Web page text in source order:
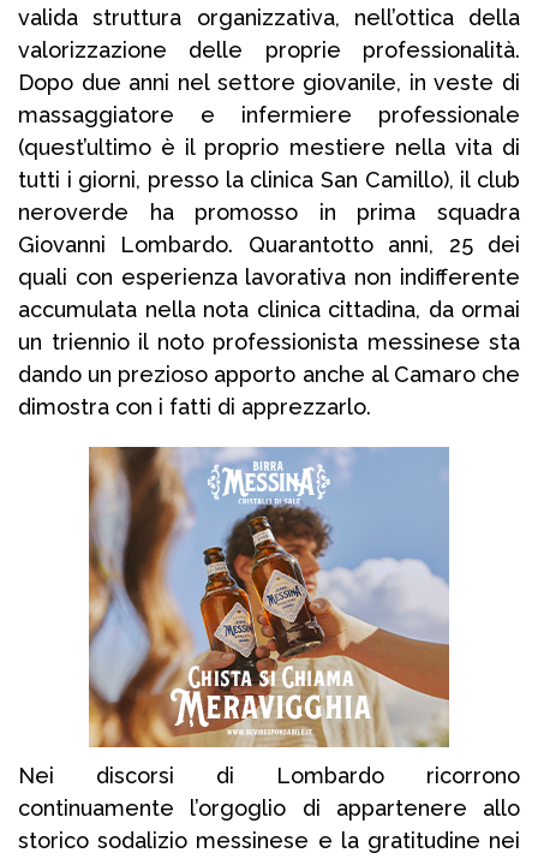
valida struttura organizzativa, nell’ottica della
valorizzazione delle proprie professionalità.
Dopo due anni nel settore giovanile, in veste di
massaggiatore e infermiere professionale
(quest’ultimo è il proprio mestiere nella vita di
tutti i giorni, presso la clinica San Camillo), il club
neroverde ha promosso in prima squadra
Giovanni Lombardo. Quarantotto anni, 25 dei
quali con esperienza lavorativa non indifferente
accumulata nella nota clinica cittadina, da ormai
un triennio il noto professionista messinese sta
dando un prezioso apporto anche al Camaro che
dimostra con i fatti di apprezzarlo.
Nei discorsi di Lombardo ricorrono
continuamente l’orgoglio di appartenere allo
storico sodalizio messinese e la gratitudine nei